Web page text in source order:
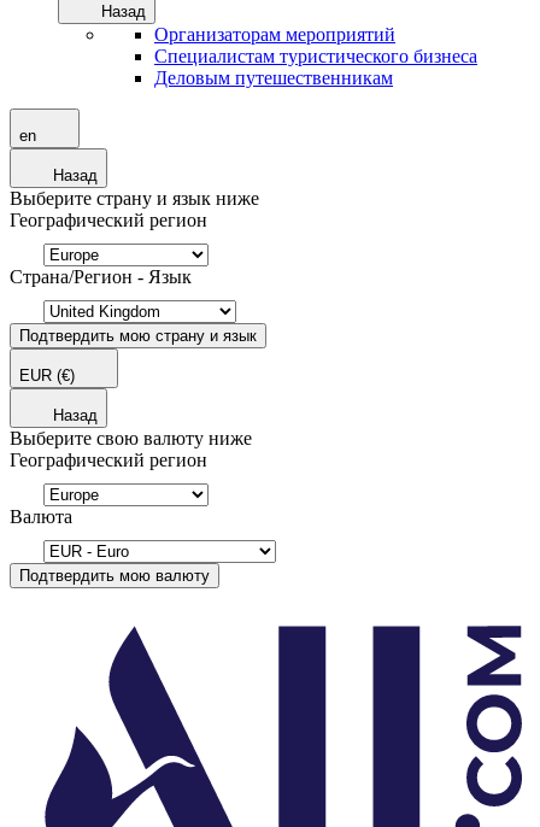
Назад
Организаторам мероприятий
Специалистам туристического бизнеса
Деловым путешественникам
en
Назад
Выберите страну и язык ниже
Географический регион
Страна/Регион - Язык
Подтвердить мою страну и язык
EUR (€)
Назад
Выберите свою валюту ниже
Географический регион
Валюта
Подтвердить мою валюту